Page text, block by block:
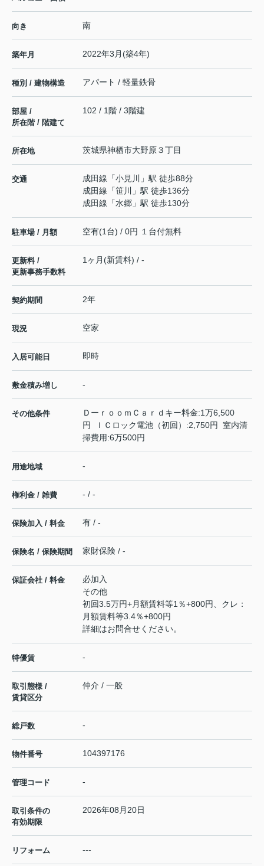
向き 南
築年月 2022年3月(築4年)
種別 / 建物構造 アパート / 軽量鉄骨
部屋 /
所在階 / 階建て
102 / 1階 / 3階建
所在地 茨城県神栖市大野原３丁目
交通 成田線 「小見川
」駅 徒歩88分
成田線 「笹川
」駅 徒歩136分
成田線 「水郷 」駅 徒歩130分
駐車場 / 月額 空有(1台) / 0円 １台付無料
更新料 /
更新事務手数料
1ヶ月(新賃料) / -
契約期間 2年
現況 空家
入居可能日 即時
敷金積み増し -
その他条件
ＤーｒｏｏｍＣａｒｄキー料金:1万6,500
円 ＩＣロック電池（初回）:2,750円 室内清
掃費用:6万500円
用途地域 -
権利金 / 雑費 - / -
保険加入 / 料金 有 / -
保険名 / 保険期間 家財保険 / -
保証会社 / 料金
必加入
その他
初回3.5万円+月額賃料等1％+800円、クレ：
月額賃料等3.4％+800円
詳細はお問合せください。
特優賃 -
取引態様 /
賃貸区分
仲介 / 一般
総戸数 -
物件番号 104397176
管理コード -
取引条件の
有効期限
2026年08月20日
リフォーム ---